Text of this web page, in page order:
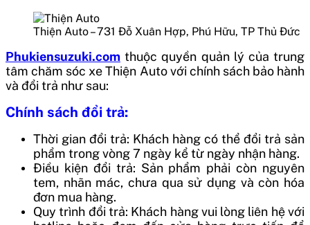
Thiện Auto – 731 Đỗ Xuân Hợp, Phú Hữu, TP Thủ Đức
Phukiensuzuki.com thuộc quyền quản lý của trung
tâm chăm sóc xe Thiện Auto với chính sách bảo hành
và đổi trả như sau:
Chính sách đổi trả:
Thời gian đổi trả: Khách hàng có thể đổi trả sản
phẩm trong vòng 7 ngày kể từ ngày nhận hàng.
Điều kiện đổi trả: Sản phẩm phải còn nguyên
tem, nhãn mác, chưa qua sử dụng và còn hóa
đơn mua hàng.
Quy trình đổi trả: Khách hàng vui lòng liên hệ với